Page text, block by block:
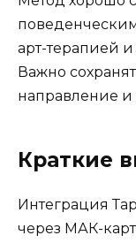
арт-терапией
Важно
направление и
Краткие
Интеграция
через МАК-